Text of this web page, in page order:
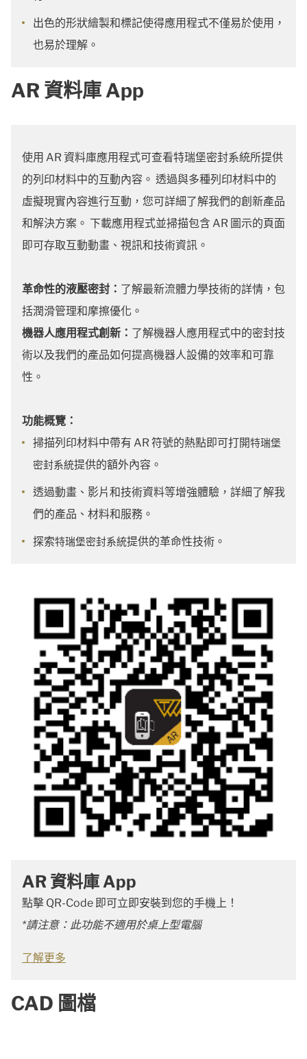
出色的形狀繪製和標記使得應用程式不僅易於使用，
也易於理解。
AR 資料庫 App
使用 AR 資料庫應用程式可查看特瑞堡密封系統所提供
的列印材料中的互動內容。 透過與多種列印材料中的
虛擬現實內容進行互動，您可詳細了解我們的創新產品
和解決方案。 下載應用程式並掃描包含 AR 圖示的頁面
即可存取互動動畫、視訊和技術資訊。
革命性的液壓密封： 了解最新流體力學技術的詳情，包
括潤滑管理和摩擦優化。
機器人應用程式創新： 了解機器人應用程式中的密封技
術以及我們的產品如何提高機器人設備的效率和可靠
性。
功能概覽：
掃描列印材料中帶有 AR 符號的熱點即可打開特瑞堡
密封系統提供的額外內容。
透過動畫、影片和技術資料等增強體驗，詳細了解我
們的產品、材料和服務。
探索特瑞堡密封系統提供的革命性技術。
AR 資料庫 App
點擊 QR-Code 即可立即安裝到您的手機上！
*請注意：此功能不適用於桌上型電腦
了解更多
CAD 圖檔